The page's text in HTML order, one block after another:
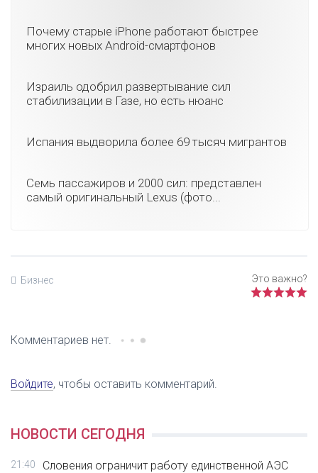
Почему старые iPhone работают быстрее
многих новых Android-смартфонов
Израиль одобрил развертывание сил
стабилизации в Газе, но есть нюанс
Испания выдворила более 69 тысяч мигрантов
Семь пассажиров и 2000 сил: представлен
самый оригинальный Lexus (фото...
Бизнес
Комментариев нет.
Войдите, чтобы оставить комментарий.
НОВОСТИ СЕГОДНЯ
21:40 Словения ограничит работу единственной АЭС